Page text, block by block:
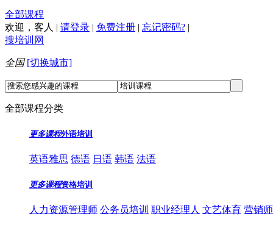
全部课程
欢迎， 客人 | 请登录 | 免费注册 | 忘记密码? |
搜培训网
全国 [切换城市]
全部课程分类
更多课程外语培训
英语雅思 德语 日语 韩语 法语
更多课程资格培训
人力资源管理师 公务员培训 职业经理人 文艺体育 营销